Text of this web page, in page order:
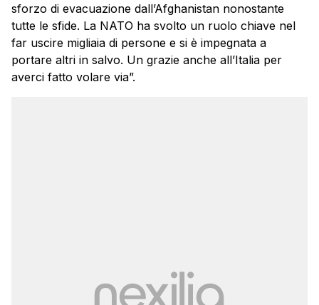
sforzo di evacuazione dall’Afghanistan nonostante
tutte le sfide. La NATO ha svolto un ruolo chiave nel
far uscire migliaia di persone e si è impegnata a
portare altri in salvo. Un grazie anche all’Italia per
averci fatto volare via”.